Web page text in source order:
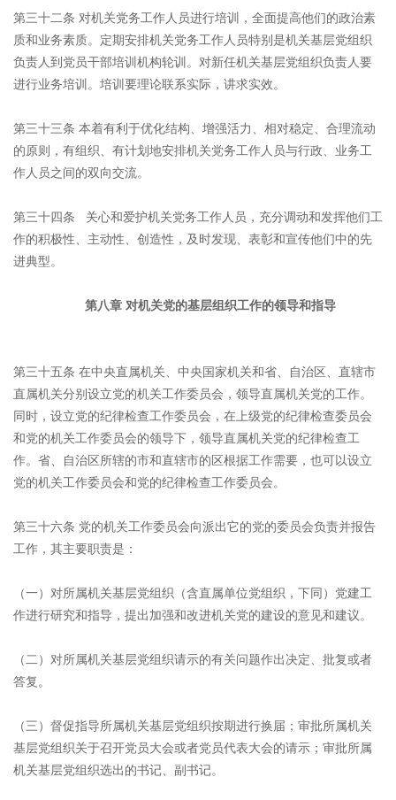
第三十二条 对机关党务工作人员进行培训，全面提高他们的政治素
质和业务素质。定期安排机关党务工作人员特别是机关基层党组织
负责人到党员干部培训机构轮训。对新任机关基层党组织负责人要
进行业务培训。培训要理论联系实际，讲求实效。
第三十三条 本着有利于优化结构、增强活力、相对稳定、合理流动
的原则，有组织、有计划地安排机关党务工作人员与行政、业务工
作人员之间的双向交流。
第三十四条 关心和爱护机关党务工作人员，充分调动和发挥他们工
作的积极性、主动性、创造性，及时发现、表彰和宣传他们中的先
进典型。
第八章 对机关党的基层组织工作的领导和指导
第三十五条 在中央直属机关、中央国家机关和省、自治区、直辖市
直属机关分别设立党的机关工作委员会，领导直属机关党的工作。
同时，设立党的纪律检查工作委员会，在上级党的纪律检查委员会
和党的机关工作委员会的领导下，领导直属机关党的纪律检查工
作。省、自治区所辖的市和直辖市的区根据工作需要，也可以设立
党的机关工作委员会和党的纪律检查工作委员会。
第三十六条 党的机关工作委员会向派出它的党的委员会负责并报告
工作，其主要职责是：
（一）对所属机关基层党组织（含直属单位党组织，下同）党建工
作进行研究和指导，提出加强和改进机关党的建设的意见和建议。
（二）对所属机关基层党组织请示的有关问题作出决定、批复或者
答复。
（三）督促指导所属机关基层党组织按期进行换届；审批所属机关
基层党组织关于召开党员大会或者党员代表大会的请示；审批所属
机关基层党组织选出的书记、副书记。